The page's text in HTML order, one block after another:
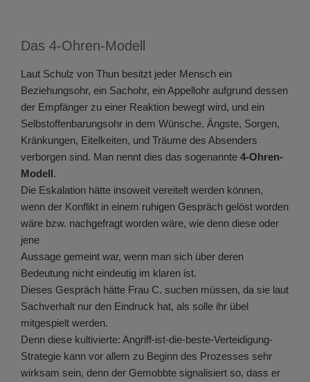
Das 4-Ohren-Modell
Laut Schulz von Thun besitzt jeder Mensch ein
Beziehungsohr, ein Sachohr, ein Appellohr aufgrund dessen
der Empfänger zu einer Reaktion bewegt wird, und ein
Selbstoffenbarungsohr in dem Wünsche, Ängste, Sorgen,
Kränkungen, Eitelkeiten, und Träume des Absenders
verborgen sind. Man nennt dies das sogenannte 4-Ohren-
Modell.
Die Eskalation hätte insoweit vereitelt werden können,
wenn der Konflikt in einem ruhigen Gespräch gelöst worden
wäre bzw. nachgefragt worden wäre, wie denn diese oder
jene
Aussage gemeint war, wenn man sich über deren
Bedeutung nicht eindeutig im klaren ist.
Dieses Gespräch hätte Frau C. suchen müssen, da sie laut
Sachverhalt nur den Eindruck hat, als solle ihr übel
mitgespielt werden.
Denn diese kultivierte: Angriff-ist-die-beste-Verteidigung-
Strategie kann vor allem zu Beginn des Prozesses sehr
wirksam sein, denn der Gemobbte signalisiert so, dass er